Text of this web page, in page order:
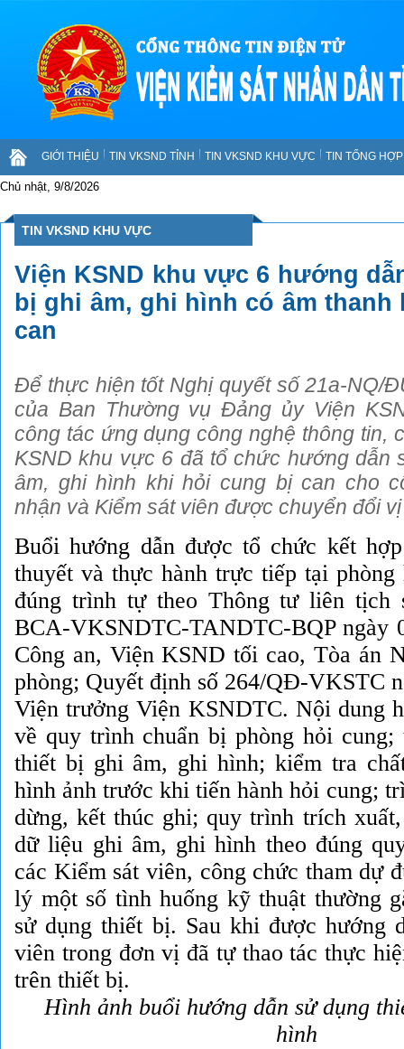
GIỚI THIỆU TIN VKSND TỈNH TIN VKSND KHU VỰC TIN TỔNG
Chủ nhật, 9/8/2026
TIN VKSND KHU VỰC
Viện KSND khu vực 6 hướng
bị ghi âm, ghi hình có âm
can
Để thực hiện tốt Nghị quyết số 21a-NQ/
của Ban Thường vụ Đảng ủy Viện
công tác ứng dụng công nghệ thông tin,
KSND khu vực 6 đã tổ chức hướng dẫn
âm, ghi hình khi hỏi cung bị can cho
nhận và Kiểm sát viên được chuyển đổi
Buổi hướng dẫn được tổ chức kết
thuyết và thực hành trực tiếp tại phòng
đúng trình tự theo Thông tư liên tịch
BCA-VKSNDTC-TANDTC-BQP ngày
Công an, Viện KSND tối cao, Tòa án
phòng; Quyết định số 264/QĐ-VKSTC
Viện trưởng Viện KSNDTC. Nội dung
về quy trình chuẩn bị phòng hỏi cung;
thiết bị ghi âm, ghi hình; kiểm tra
hình ảnh trước khi tiến hành hỏi cung;
dừng, kết thúc ghi; quy trình trích
dữ liệu ghi âm, ghi hình theo đúng
các Kiểm sát viên, công chức tham dự
lý một số tình huống kỹ thuật thường
sử dụng thiết bị. Sau khi được hướng
viên trong đơn vị đã tự thao tác thực
trên thiết bị.
Hình ảnh buổi hướng dẫn sử dụng
hình